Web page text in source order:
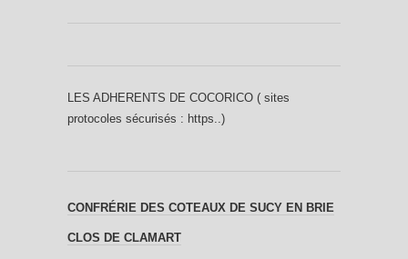
LES ADHERENTS DE COCORICO ( sites
protocoles sécurisés : https..)
CONFRÉRIE DES COTEAUX DE SUCY EN BRIE
CLOS DE CLAMART